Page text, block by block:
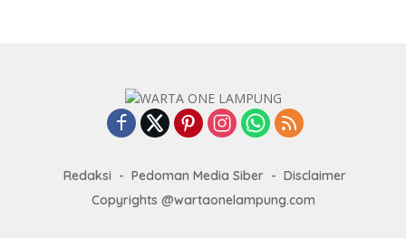
Redaksi Pedoman Media Siber
Disclaimer
Copyrights @wartaonelampung.com